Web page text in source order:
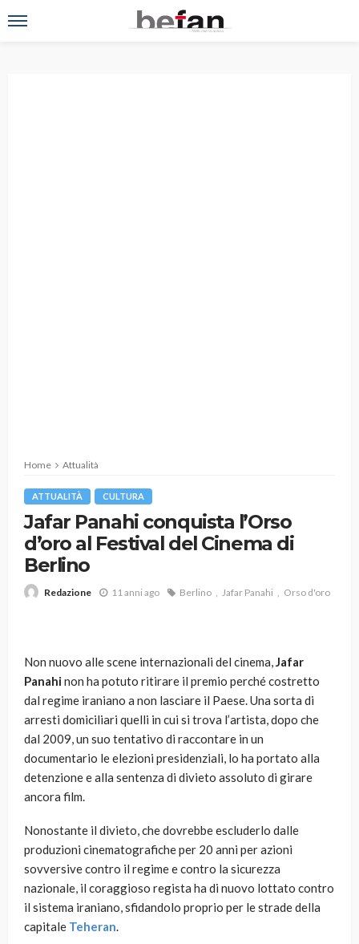
Home Attualità
ATTUALITÀ CULTURA
Jafar Panahi conquista l’Orso
d’oro al Festival del Cinema di
Berlino
Redazione 11 anni ago Berlino Jafar Panahi Orso d'oro
Non nuovo alle scene internazionali del cinema,Jafar
Panahinon ha potuto ritirare il premio perché costretto
dal regime iraniano a non lasciare il Paese. Una sorta di
arresti domiciliari quelli in cui si trova l’artista, dopo che
dal 2009, un suo tentativo di raccontare in un
documentario le elezioni presidenziali, lo ha portato alla
detenzione e alla sentenza di divieto assoluto di girare
ancora film.
Nonostante il divieto, che dovrebbe escluderlo dalle
produzioni cinematografiche per 20 anni per azioni
sovversive contro il regime e contro la sicurezza
nazionale, il coraggioso regista ha di nuovo lottato contro
il sistema iraniano, sfidandolo proprio per le strade della
capitale Teheran.